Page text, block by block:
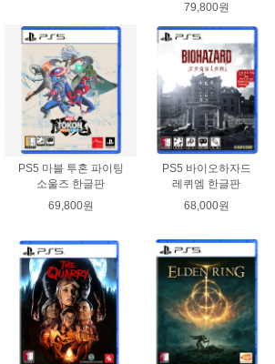
79,800원
PS5 마블 투혼 파이팅
소울즈 한글판
69,800원
PS5 바이오하자드
레퀴엠 한글판
68,000원